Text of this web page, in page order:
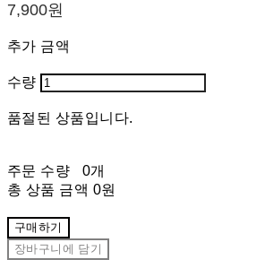
7,900원
추가 금액
수량
품절된 상품입니다.
주문 수량
0개
총 상품 금액 0원
구매하기
장바구니에 담기